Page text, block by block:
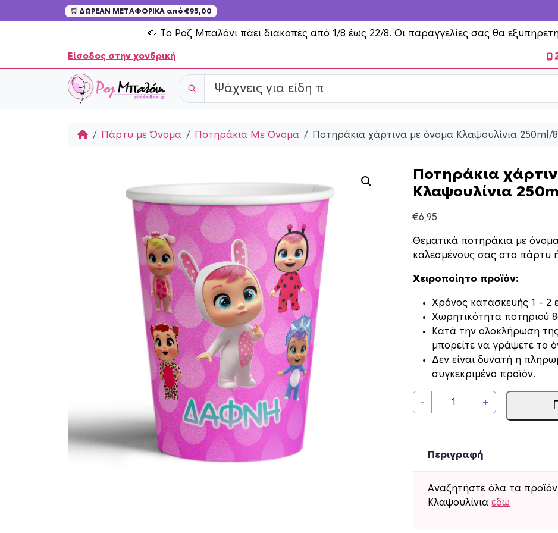
🛒 ΔΩΡΕΑΝ ΜΕΤΑΦΟΡΙΚΑ από €95,00
🍉 Το Ροζ Μπαλόνι πάει διακοπές από 1/8 έως 22/8. Οι παραγγελίες σας θα
Είσοδος στην χονδρική
HomeΠάρτυ με Όνομα Ποτηράκια Με Όνομα Ποτηράκια χάρτινα με όνομα Κλαψουλίνια 250ml/
Ποτηράκια
Κλαψουλίνια
€6,95
Θεματικά ποτηράκια με
καλεσμένους σας στο πάρτυ
Χειροποίητο προϊόν:
Xρόνος κατασκευής 1 – 2
Χωρητικότητα ποτηριού
Κατά την ολοκλήρωση
μπορείτε να γράψετε το
Δεν είναι δυνατή η
συγκεκριμένο προϊόν.
-
ο
η
ά
+
Περιγραφή
Αναζητήστε όλα τα
Κλαψουλίνιαεδώ